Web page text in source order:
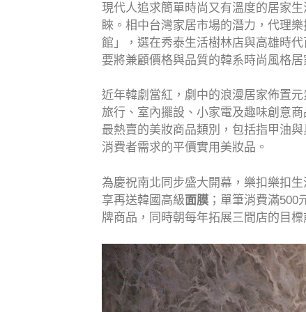
現代人追求簡單時尚又有溫度的居家
睞。相中台灣家居市場的潛力，代理
館」，選在秀泰生活樹林店與高雄時
要將兼顧價格與品質的韓系時尚風格居
近年韓劇當紅，劇中的浪漫居家佈置
旅行、室內擺設、小家電及趣味創意
最熱賣的美妝商品類別，包括指甲油
消費者需求的平價實用美妝品。
為慶祝南北同步盛大開幕，樂扣樂扣
享再送韓國高級面膜；單筆消費滿500
牌商品，同時朝每年拓展三間店的目